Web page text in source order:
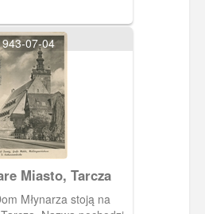
07-04
Miasto, Tarcza
Młynarza stoją na